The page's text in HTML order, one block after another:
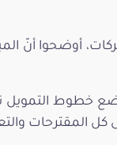
أوضحوا أنّ
تمّ وضع خطوط
المقترحات